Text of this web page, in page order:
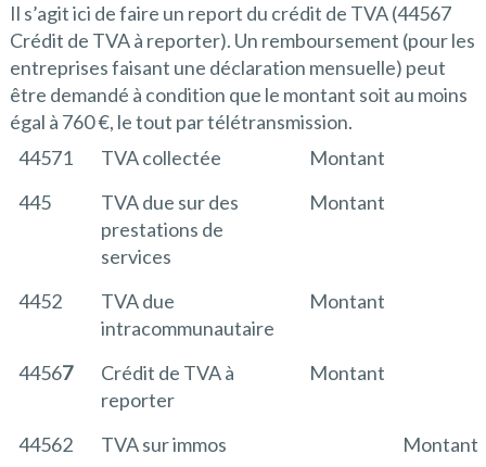
Il s’agit ici de faire un report du crédit de TVA (44567
Crédit de TVA à reporter). Un remboursement (pour les
entreprises faisant une déclaration mensuelle) peut
être demandé à condition que le montant soit au moins
égal à 760 €, le tout par télétransmission.
44571
TVA collectée
Montant
445
TVA due sur des
prestations de
services
Montant
4452
TVA due
intracommunautaire
Montant
44567
Crédit de TVA à
reporter
Montant
44562 TVA sur immos
Montant